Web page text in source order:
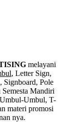
melayani
, Letter Sign,
Pole
Mandiri
Umbul, T-
materi promosi
nya.